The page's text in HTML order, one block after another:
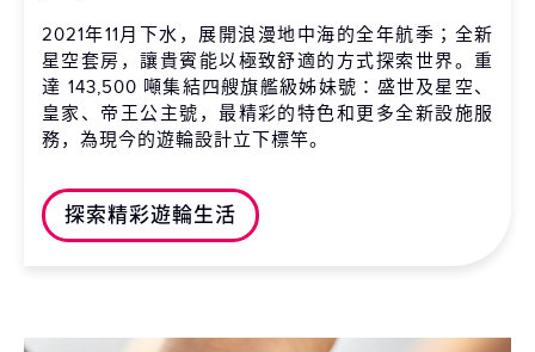
2021年11月下水，展開浪漫地中海的全年航季；全新
星空套房，讓貴賓能以極致舒適的方式探索世界。重
達 143,500 噸集結四艘旗艦級姊妹號：盛世及星空、
皇家、帝王公主號，最精彩的特色和更多全新設施服
務，為現今的遊輪設計立下標竿。
探索精彩遊輪生活